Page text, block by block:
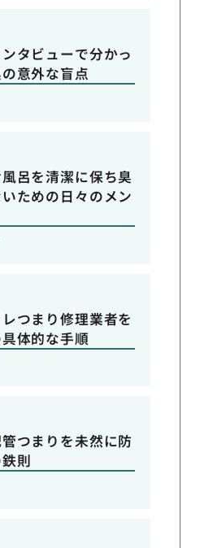
タビューで分かっ
意外な盲点
呂を清潔に保ち臭
ための日々のメン
つまり修理業者を
体的な手順
つまりを未然に防
則